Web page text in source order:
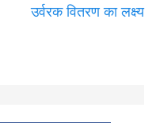
उर्वरक वितरण का लक्ष्य